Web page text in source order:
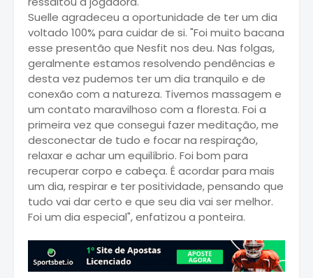
Suelle agradeceu a oportunidade de ter um dia
voltado 100% para cuidar de si. "Foi muito bacana
esse presentão que Nesfit nos deu. Nas folgas,
geralmente estamos resolvendo pendências e
desta vez pudemos ter um dia tranquilo e de
conexão com a natureza. Tivemos massagem e
um contato maravilhoso com a floresta. Foi a
primeira vez que consegui fazer meditação, me
desconectar de tudo e focar na respiração,
relaxar e achar um equilíbrio. Foi bom para
recuperar corpo e cabeça. É acordar para mais
um dia, respirar e ter positividade, pensando que
tudo vai dar certo e que seu dia vai ser melhor.
Foi um dia especial", enfatizou a ponteira.